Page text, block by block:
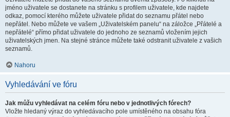
jméno uživatele se dostanete na stránku s profilem uživatele, kde najdete
odkaz, pomocí kterého můžete uživatele přidat do seznamu přátel nebo
nepřátel. Nebo můžete ve vašem „Uživatelském panelu“ na záložce „Přátelé a
nepřátelé“ přímo přidat uživatele do jednoho ze seznamů vložením jejich
uživatelských jmen. Na stejné stránce můžete také odstranit uživatele z vašich
seznamů.
Nahoru
Vyhledávání ve fóru
Jak můžu vyhledávat na celém fóru nebo v jednotlivých fórech?
Vložte hledaný výraz do vyhledávacího pole umístěného na obsahu fóra